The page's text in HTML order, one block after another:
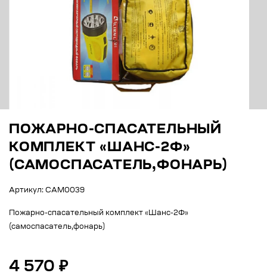
ПОЖАРНО-СПАСАТЕЛЬНЫЙ
КОМПЛЕКТ «ШАНС-2Ф»
(САМОСПАСАТЕЛЬ,ФОНАРЬ)
Артикул: САМ0039
Пожарно-спасательный комплект «Шанс-2Ф»
(самоспасатель,фонарь)
4 570 ₽